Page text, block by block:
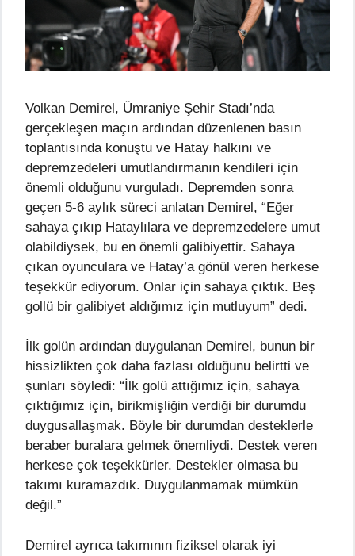
Volkan Demirel, Ümraniye Şehir Stadı’nda
gerçekleşen maçın ardından düzenlenen basın
toplantısında konuştu ve Hatay halkını ve
depremzedeleri umutlandırmanın kendileri için
önemli olduğunu vurguladı. Depremden sonra
geçen 5-6 aylık süreci anlatan Demirel, “Eğer
sahaya çıkıp Hataylılara ve depremzedelere umut
olabildiysek, bu en önemli galibiyettir. Sahaya
çıkan oyunculara ve Hatay’a gönül veren herkese
teşekkür ediyorum. Onlar için sahaya çıktık. Beş
gollü bir galibiyet aldığımız için mutluyum” dedi.
İlk golün ardından duygulanan Demirel, bunun bir
hissizlikten çok daha fazlası olduğunu belirtti ve
şunları söyledi: “İlk golü attığımız için, sahaya
çıktığımız için, birikmişliğin verdiği bir durumdu
duygusallaşmak. Böyle bir durumdan desteklerle
beraber buralara gelmek önemliydi. Destek veren
herkese çok teşekkürler. Destekler olmasa bu
takımı kuramazdık. Duygulanmamak mümkün
değil.”
Demirel ayrıca takımının fiziksel olarak iyi